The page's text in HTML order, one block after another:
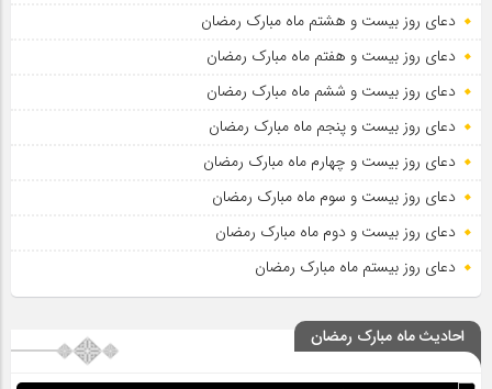
دعای روز بیست و هشتم ماه مبارک رمضان
دعای روز بیست و هفتم ماه مبارک رمضان
دعای روز بیست و ششم ماه مبارک رمضان
دعای روز بیست و پنجم ماه مبارک رمضان
دعای روز بیست و چهارم ماه مبارک رمضان
دعای روز بیست و سوم ماه مبارک رمضان
دعای روز بیست و دوم ماه مبارک رمضان
دعای روز بیستم ماه مبارک رمضان
احادیث ماه مبارک رمضان